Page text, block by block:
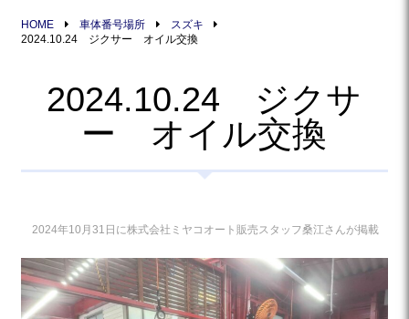
HOME 車体番号場所
スズキ
2024.10.24 ジクサー オイル交換
2024.10.24 ジクサ
ー オイル交換
2024年10月31日に株式会社ミヤコオート販売スタッフ桑江さんが掲載